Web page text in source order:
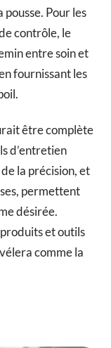
pousse. Pour les
contrôle, le
entre soin et
fournissant les
être complète
d’entretien
la précision, et
permettent
désirée.
et outils
comme la